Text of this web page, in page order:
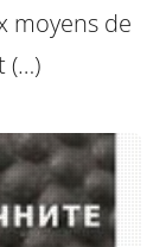
moyens de
(…)